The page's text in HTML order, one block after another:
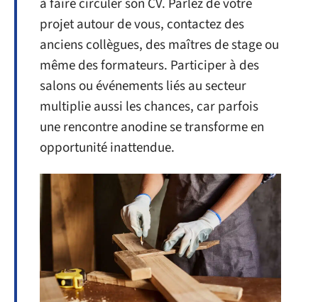
projet autour de vous, contactez des
anciens collègues, des maîtres de stage ou
même des formateurs. Participer à des
salons ou événements liés au secteur
multiplie aussi les chances, car parfois
une rencontre anodine se transforme en
opportunité inattendue.